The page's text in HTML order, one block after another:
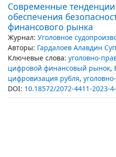
Современные
обеспечения
финансового рынка
Журнал: Уголовное
Авторы: Гардалоев Алавдин
Ключевые слова: уголовно-
цифровой финансовый рынок,
цифровизация рубля,
DOI: 10.18572/2072-4411-2023-